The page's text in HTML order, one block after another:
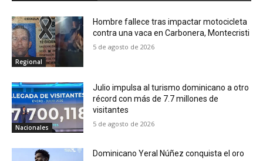
Regional
Hombre fallece tras impactar motocicleta
contra una vaca en Carbonera, Montecristi
5 de agosto de 2026
Nacionales
Julio impulsa al turismo dominicano a otro
récord con más de 7.7 millones de
visitantes
5 de agosto de 2026
Dominicano Yeral Núñez conquista el oro